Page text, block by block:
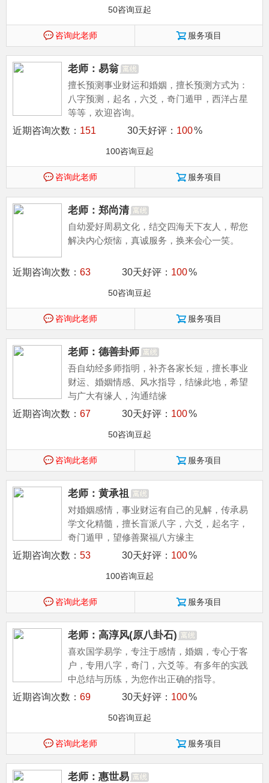
50咨询豆起
咨询此老师 服务项目
老师：易翁
擅长预测事业财运和婚姻，擅长预测方式为：
八字预测，起名，六爻，奇门遁甲，西洋占星
等等，欢迎咨询。
近期咨询次数： 151 30天好评： 100%
100咨询豆起
咨询此老师 服务项目
老师：郑尚清
自幼爱好周易文化，结交四海天下友人，帮您
解决内心烦恼，真诚服务，换来会心一笑。
近期咨询次数： 63 30天好评： 100%
50咨询豆起
咨询此老师 服务项目
老师：德善卦师
吾自幼经多师指明，补齐各家长短，擅长事业
财运、婚姻情感、风水指导，结缘此地，希望
与广大有缘人，沟通结缘
近期咨询次数： 67 30天好评： 100%
50咨询豆起
咨询此老师 服务项目
老师：黄承祖
对婚姻感情，事业财运有自己的见解，传承易
学文化精髓，擅长盲派八字，六爻，起名字，
奇门遁甲，望修善聚福八方缘主
近期咨询次数： 53 30天好评： 100%
100咨询豆起
咨询此老师 服务项目
老师：高淳风(原八卦石)
喜欢国学易学，专注于感情，婚姻，专心于客
户，专用八字，奇门，六爻等。有多年的实践
中总结与历练，为您作出正确的指导。
近期咨询次数： 69 30天好评： 100%
50咨询豆起
咨询此老师 服务项目
老师：惠世易